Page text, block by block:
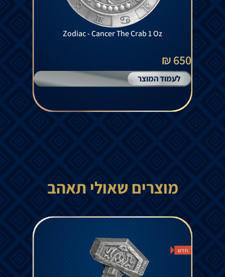
Zodiac - Cancer The Crab 1 Oz
650 ₪
לעמוד המוצר
מוצרים שאולי תאהב
חדש